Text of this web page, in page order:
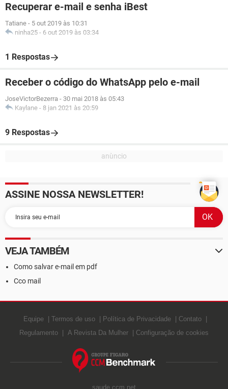
Recuperar e-mail e senha iBest
Tatiane - 5 out 2019 às 10:31
ninha25 - 6 out 2019 às 03:34
1 Respostas
Receber o código do WhatsApp pelo e-mail
JoseVictorBezerra - 30 mai 2018 às 05:43
Kaylane - 8 jan 2021 às 20:59
9 Respostas
ASSINE NOSSA NEWSLETTER!
VEJA TAMBÉM
Como salvar e-mail em pdf
Cco mail
Equipe Termos de uso Política de Privacidade
Contato
Regulamento
A Revista Da Mulher Configuração de cookies
saude.ccm.net